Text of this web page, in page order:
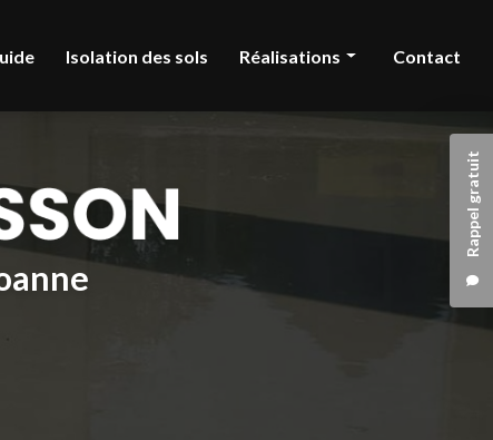
Rappel gratuit
Isolation des sols Réalisations Contact